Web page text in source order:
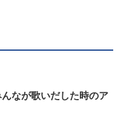
なが歌いだした時のア